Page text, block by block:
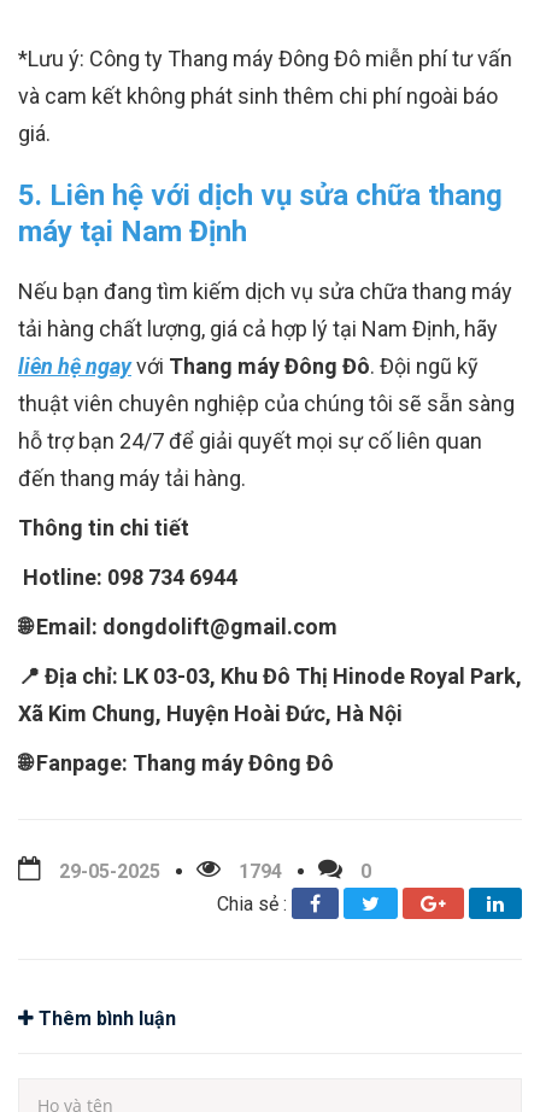
*Lưu ý: Công ty Thang máy Đông Đô miễn phí tư vấn
và cam kết không phát sinh thêm chi phí ngoài báo
giá.
5. Liên hệ với dịch vụ sửa chữa thang
máy tại Nam Định
Nếu bạn đang tìm kiếm dịch vụ sửa chữa thang máy
tải hàng chất lượng, giá cả hợp lý tại Nam Định, hãy
liên hệ ngayvới Thang máy Đông Đô. Đội ngũ kỹ
thuật viên chuyên nghiệp của chúng tôi sẽ sẵn sàng
hỗ trợ bạn 24/7 để giải quyết mọi sự cố liên quan
đến thang máy tải hàng.
Thông tin chi tiết
Hotline: 098 734 6944
🌐 Email: dongdolift@gmail.com
📍 Địa chỉ: LK 03-03, Khu Đô Thị Hinode Royal Park,
Xã Kim Chung, Huyện Hoài Đức, Hà Nội
🌐 Fanpage: Thang máy Đông Đô
29-05-2025 1794
0
Chia sẻ :
Thêm bình luận